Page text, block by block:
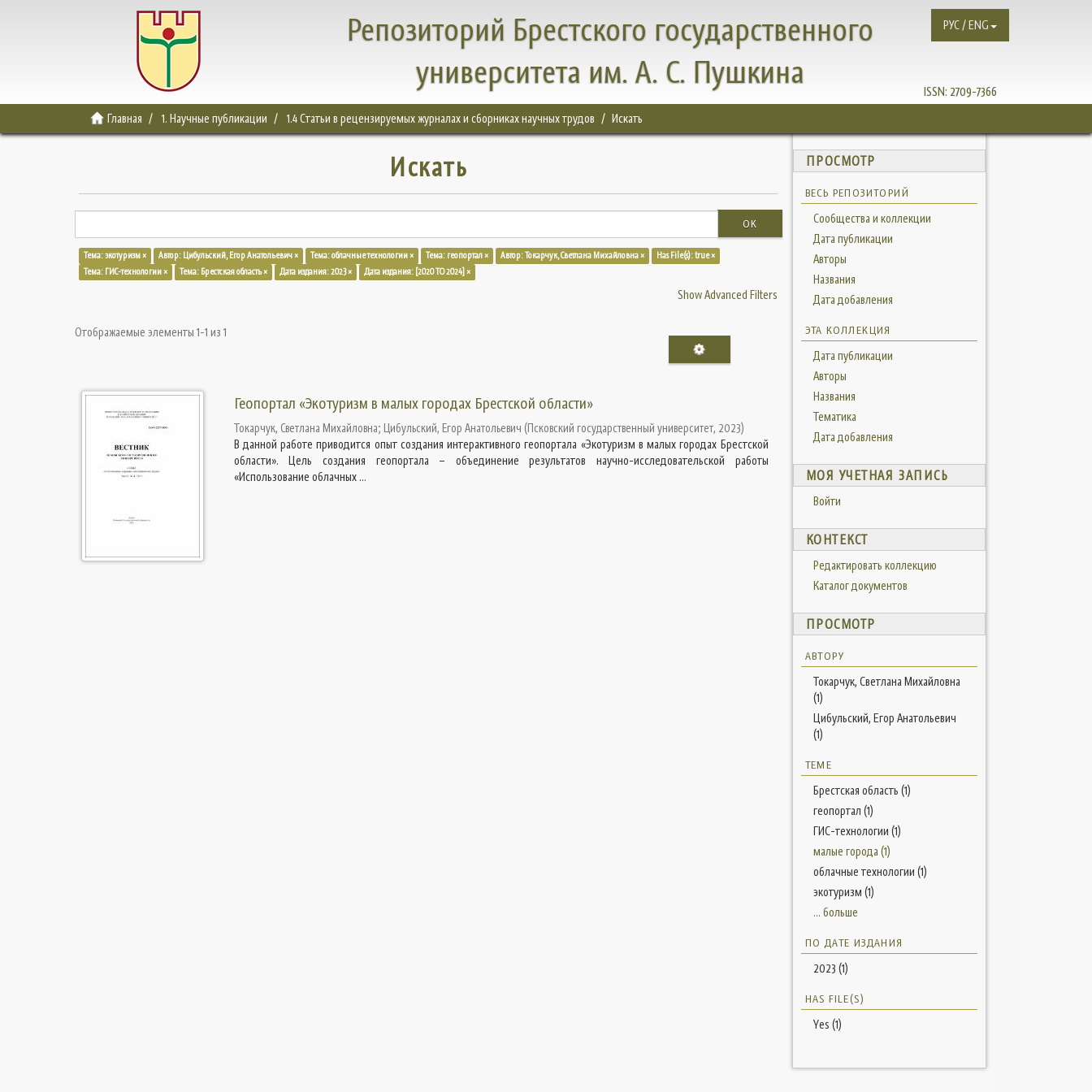
Репозиторий Брестского государственного
университета им. А. С. Пушкина
ISSN: 2709-7366
РУС / ENG
Главная 1. Научные публикации 1.4 Статьи в рецензируемых журналах и сборниках научных трудов Искать
Искать
OK
Тема: экотуризм × Автор: Цибульский, Егор Анатольевич × Тема: облачные технологии × Тема: геопортал × Автор: Токарчук, Светлана Михайловна ×
Has File(s): true ×
Тема: ГИС-технологии ×
Тема: Брестская область × Дата издания: 2023 × Дата издания: [2020 TO 2024] ×
Show Advanced Filters
Отображаемые элементы 1-1 из 1
Геопортал «Экотуризм в малых городах Брестской области»
Токарчук, Светлана Михайловна; Цибульский, Егор Анатольевич (Псковский государственный университет, 2023)
В данной работе приводится опыт создания интерактивного геопортала «Экотуризм в малых городах Брестской
области». Цель создания геопортала – объединение результатов научно-исследовательской работы
«Использование облачных ...
ПРОСМОТР
ВЕСЬ РЕПОЗИТОРИЙ
Сообщества и коллекции
Дата публикации
Авторы
Названия
Дата добавления
ЭТА КОЛЛЕКЦИЯ
Дата публикации
Авторы
Названия
Тематика
Дата добавления
МОЯ УЧЕТНАЯ ЗАПИСЬ
Войти
КОНТЕКСТ
Редактировать коллекцию
Каталог документов
ПРОСМОТР
АВТОРУ
Токарчук, Светлана Михайловна
(1)
Цибульский, Егор Анатольевич
(1)
ТЕМЕ
Брестская область (1)
геопортал (1)
ГИС-технологии (1)
малые города (1)
облачные технологии (1)
экотуризм (1)
... больше
ПО ДАТЕ ИЗДАНИЯ
2023 (1)
HAS FILE(S)
Yes (1)